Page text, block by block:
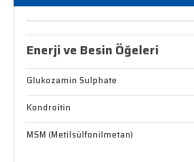
Görüş ve önerileriniz için
Ürün resmi kalitesiz,
Enerji ve Besin Öğeleri
Glukozamin Sulphate
Kondroitin
MSM (Metilsülfonilmetan)